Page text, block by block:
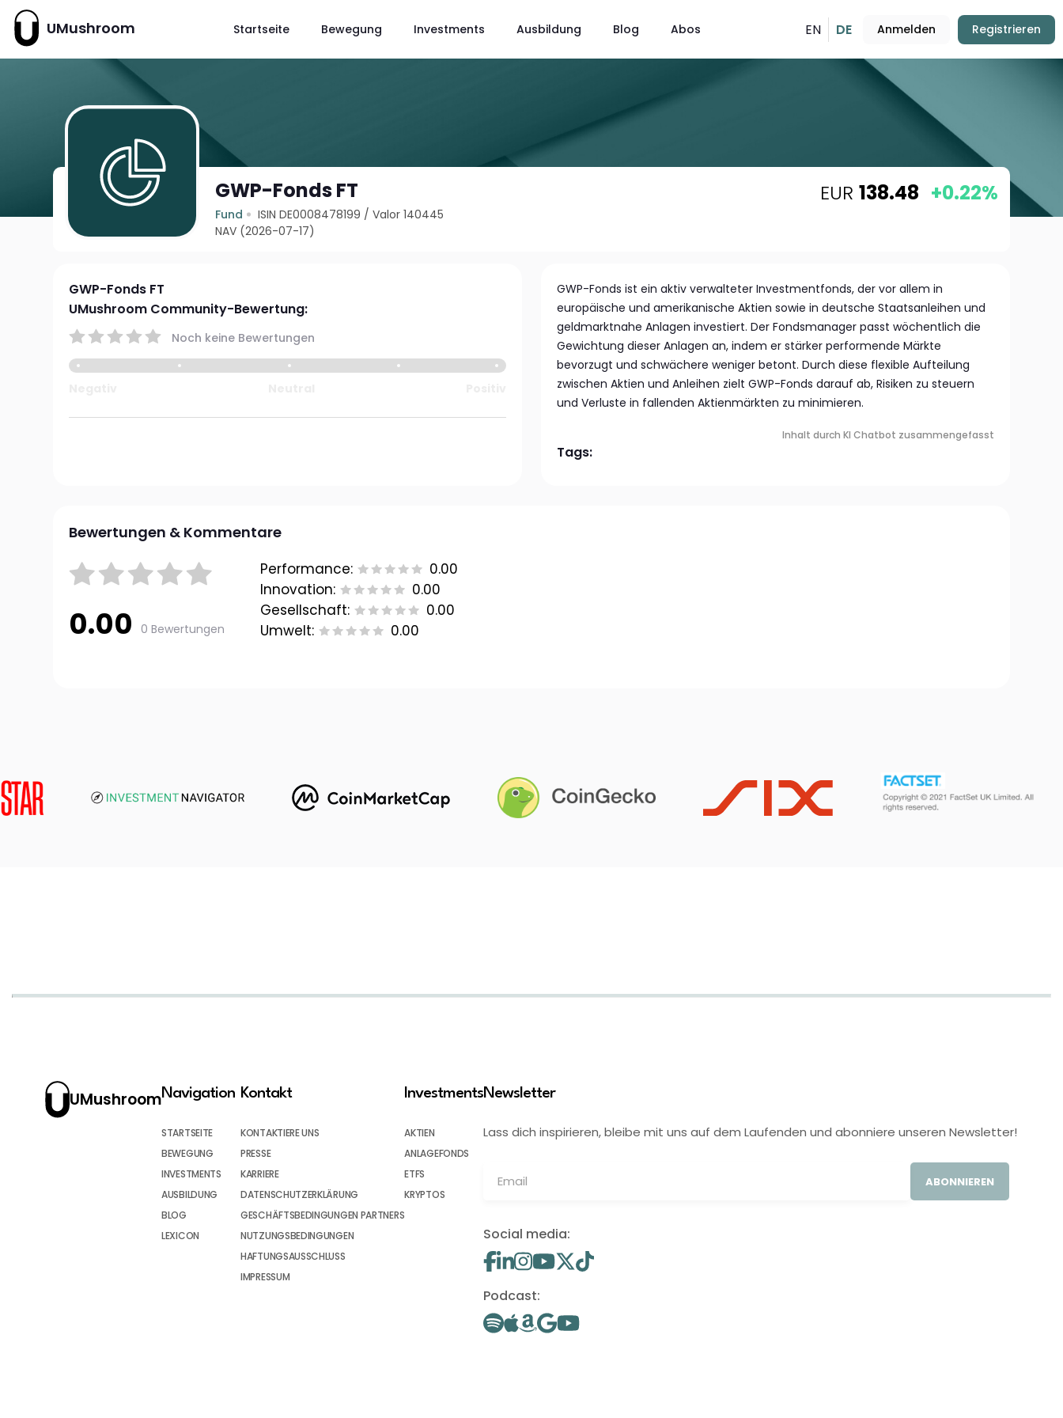
UMushroom Startseite Bewegung Investments Ausbildung Blog Abos EN DE Anmelden Registrieren
GWP-Fonds FT
Fund ISIN DE0008478199 /Valor 140445
NAV (2026-07-17)
EUR 138.48 +0.22%
GWP-Fonds FT
UMushroom Community-Bewertung:
Noch keine Bewertungen
GWP-Fonds ist ein aktiv verwalteter Investmentfonds, der vor allem in
europäische und amerikanische Aktien sowie in deutsche Staatsanleihen und
geldmarktnahe Anlagen investiert. Der Fondsmanager passt wöchentlich die
Gewichtung dieser Anlagen an, indem er stärker performende Märkte
bevorzugt und schwächere weniger betont. Durch diese flexible Aufteilung
zwischen Aktien und Anleihen zielt GWP-Fonds darauf ab, Risiken zu steuern
und Verluste in fallenden Aktienmärkten zu minimieren.
Inhalt durch KI Chatbot zusammengefasst
Tags:
Bewertungen & Kommentare
0.00 0 Bewertungen
Performance:
0.00
Innovation:
0.00
Gesellschaft:
0.00
Umwelt:
0.00
UMushroomNavigation
STARTSEITE
BEWEGUNG
INVESTMENTS
AUSBILDUNG
BLOG
LEXICON
Kontakt
KONTAKTIERE UNS
PRESSE
KARRIERE
DATENSCHUTZERKLÄRUNG
GESCHÄFTSBEDINGUNGEN PARTNERS
NUTZUNGSBEDINGUNGEN
HAFTUNGSAUSSCHLUSS
IMPRESSUM
Investments
AKTIEN
ANLAGEFONDS
ETFS
KRYPTOS
Newsletter
Lass dich inspirieren, bleibe mit uns auf dem Laufenden und abonniere unseren Newsletter!
ABONNIEREN
Social media:
Podcast: